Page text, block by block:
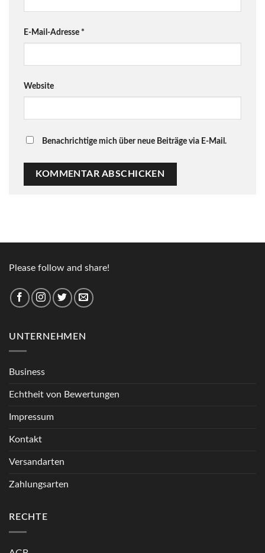
E-Mail-Adresse *
Website
Benachrichtige mich über neue Beiträge via E-Mail.
Please follow and share!
UNTERNEHMEN
Business
Echtheit von Bewertungen
Impressum
Kontakt
Versandarten
Zahlungsarten
RECHTE